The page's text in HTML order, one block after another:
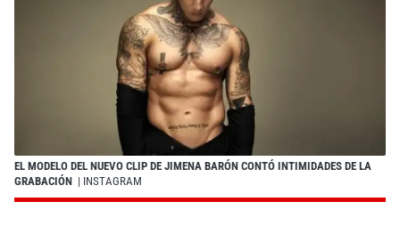
EL MODELO DEL NUEVO CLIP DE JIMENA BARÓN CONTÓ INTIMIDADES DE LA
GRABACIÓN | INSTAGRAM